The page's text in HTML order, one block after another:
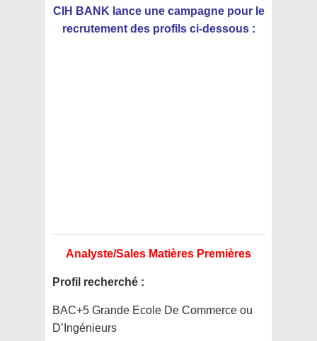
CIH BANK lance une campagne pour le
recrutement des profils ci-dessous :
Analyste/Sales Matières Premières
Profil recherché :
BAC+5 Grande Ecole De Commerce ou
D’Ingénieurs